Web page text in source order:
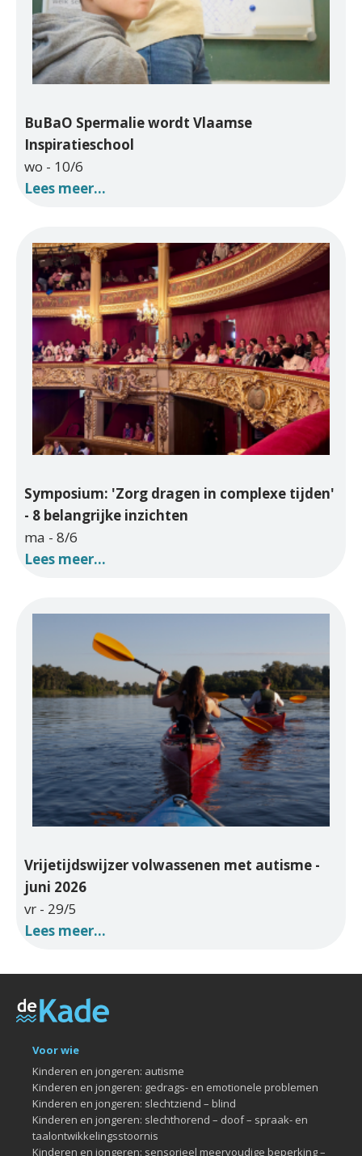
BuBaO Spermalie wordt Vlaamse
Inspiratieschool
wo - 10/6
Lees meer...
Symposium: 'Zorg dragen in complexe tijden'
- 8 belangrijke inzichten
ma - 8/6
Lees meer...
Vrijetijdswijzer volwassenen met autisme -
juni 2026
vr - 29/5
Lees meer...
Voor wie
Kinderen en jongeren: autisme
Kinderen en jongeren: gedrags- en emotionele problemen
Kinderen en jongeren: slechtziend – blind
Kinderen en jongeren: slechthorend – doof – spraak- en
taalontwikkelingsstoornis
Kinderen en jongeren: sensorieel meervoudige beperking –